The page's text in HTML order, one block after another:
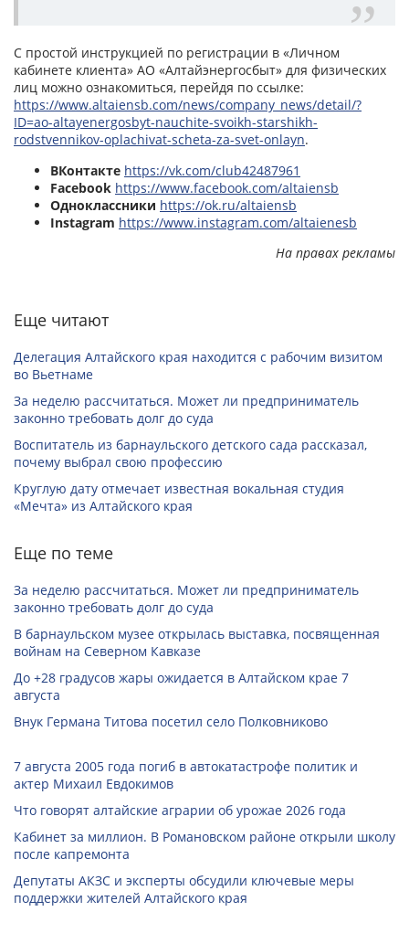
С простой инструкцией по регистрации в «Личном
кабинете клиента» АО «Алтайэнергосбыт» для физических
лиц можно ознакомиться, перейдя по ссылке:
https://www.altaiensb.com/news/company_news/detail/?
ID=ao-altayenergosbyt-nauchite-svoikh-starshikh-
rodstvennikov-oplachivat-scheta-za-svet-onlayn.
ВКонтакте https://vk.com/club42487961
Facebook https://www.facebook.com/altaiensb
Одноклассники https://ok.ru/altaiensb
Instagram https://www.instagram.com/altaienesb
На правах рекламы
Еще читают
Делегация Алтайского края находится с рабочим визитом
во Вьетнаме
За неделю рассчитаться. Может ли предприниматель
законно требовать долг до суда
Воспитатель из барнаульского детского сада рассказал,
почему выбрал свою профессию
Круглую дату отмечает известная вокальная студия
«Мечта» из Алтайского края
Еще по теме
За неделю рассчитаться. Может ли предприниматель
законно требовать долг до суда
В барнаульском музее открылась выставка, посвященная
войнам на Северном Кавказе
До +28 градусов жары ожидается в Алтайском крае 7
августа
Внук Германа Титова посетил село Полковниково
7 августа 2005 года погиб в автокатастрофе политик и
актер Михаил Евдокимов
Что говорят алтайские аграрии об урожае 2026 года
Кабинет за миллион. В Романовском районе открыли школу
после капремонта
Депутаты АКЗС и эксперты обсудили ключевые меры
поддержки жителей Алтайского края